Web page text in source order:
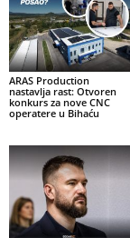
ARAS Production
nastavlja rast: Otvoren
konkurs za nove CNC
operatere u Bihaću